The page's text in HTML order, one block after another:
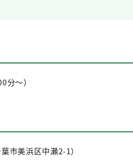
～）
美浜区中瀬2-1）